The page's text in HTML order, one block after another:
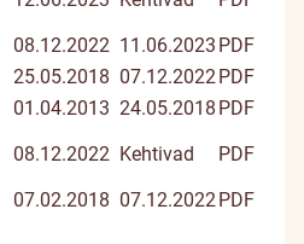
08.12.2022 11.06.2023 PDF
25.05.2018 07.12.2022PDF
01.04.2013 24.05.2018 PDF
08.12.2022 Kehtivad
PDF
07.02.2018 07.12.2022PDF